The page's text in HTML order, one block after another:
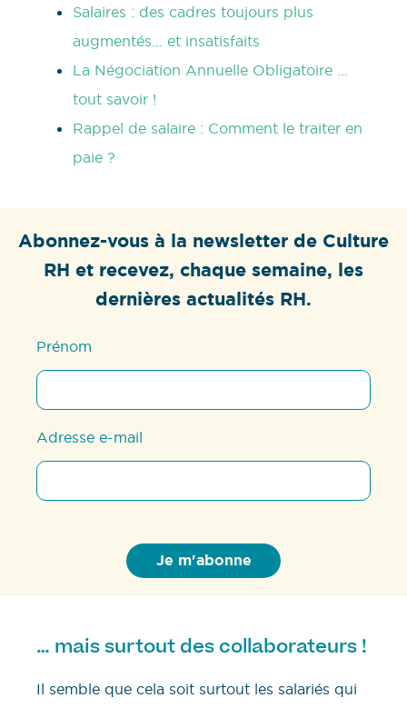
Salaires : des cadres toujours plus
augmentés… et insatisfaits
La Négociation Annuelle Obligatoire …
tout savoir !
Rappel de salaire : Comment le traiter en
paie ?
Abonnez-vous à la newsletter de Culture
RH et recevez, chaque semaine, les
dernières actualités RH.
Prénom
Adresse e-mail
… mais surtout des collaborateurs !
Il semble que cela soit surtout les salariés qui